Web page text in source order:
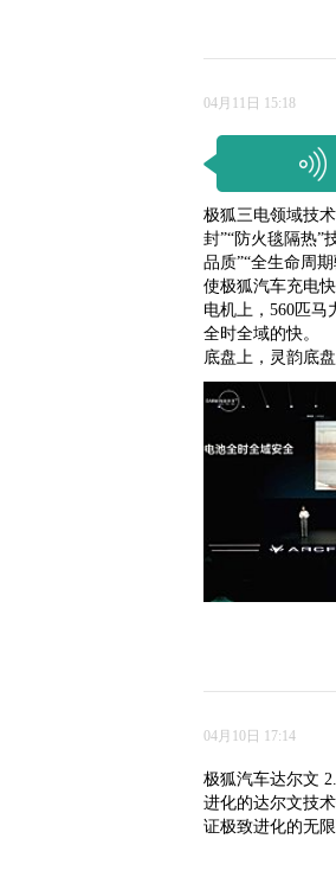
04月11日 15:18
极狐三电领域技
封”“防火毯隔热”
品质”“全生命周
使极狐汽车充电快
电机上，560匹马
全时全域的快。
底盘上，灵韵底
04月10日 17:14
极狐汽车达尔文
进化的达尔文技
证极致进化的无